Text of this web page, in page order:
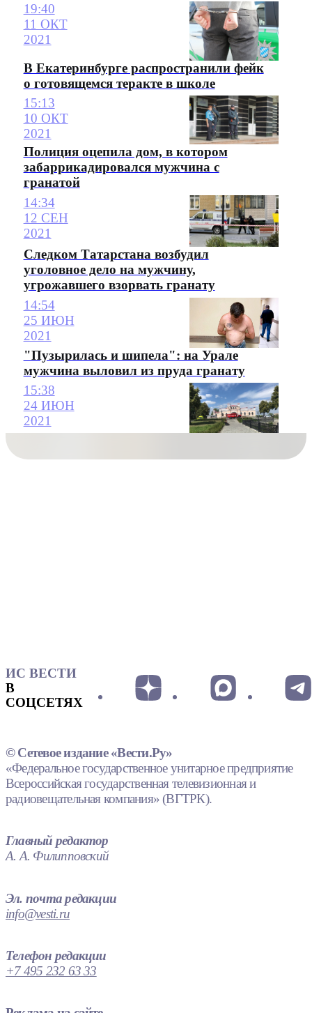
19:40
11 ОКТ
2021
В Екатеринбурге распространили фейк
о готовящемся теракте в школе
15:13
10 ОКТ
2021
Полиция оцепила дом, в котором
забаррикадировался мужчина с
гранатой
14:34
12 СЕН
2021
Следком Татарстана возбудил
уголовное дело на мужчину,
угрожавшего взорвать гранату
14:54
25 ИЮН
2021
"Пузырилась и шипела": на Урале
мужчина выловил из пруда гранату
15:38
24 ИЮН
2021
ИС ВЕСТИ
В
СОЦСЕТЯХ
© Сетевое издание «Вести.Ру»
«Федеральное государственное унитарное предприятие
Всероссийская государственная телевизионная и
радиовещательная компания» (ВГТРК).
Главный редактор
А. А. Филипповский
Эл. почта редакции
info@vesti.ru
Телефон редакции
+7 495 232 63 33